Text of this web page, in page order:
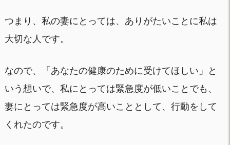
つまり、私の妻にとっては、ありがたいことに私は
大切な人です。
なので、「あなたの健康のために受けてほしい」と
いう想いで、私にとっては緊急度が低いことでも、
妻にとっては緊急度が高いこととして、行動をして
くれたのです。